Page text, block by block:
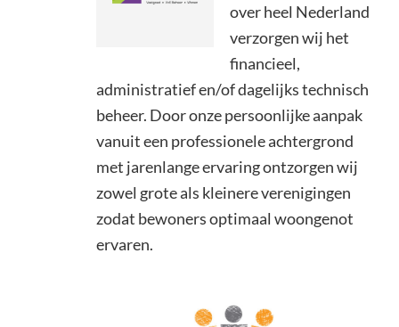
over heel Nederland
verzorgen wij het
financieel,
administratief en/of dagelijks technisch
beheer. Door onze persoonlijke aanpak
vanuit een professionele achtergrond
met jarenlange ervaring ontzorgen wij
zowel grote als kleinere verenigingen
zodat bewoners optimaal woongenot
ervaren.